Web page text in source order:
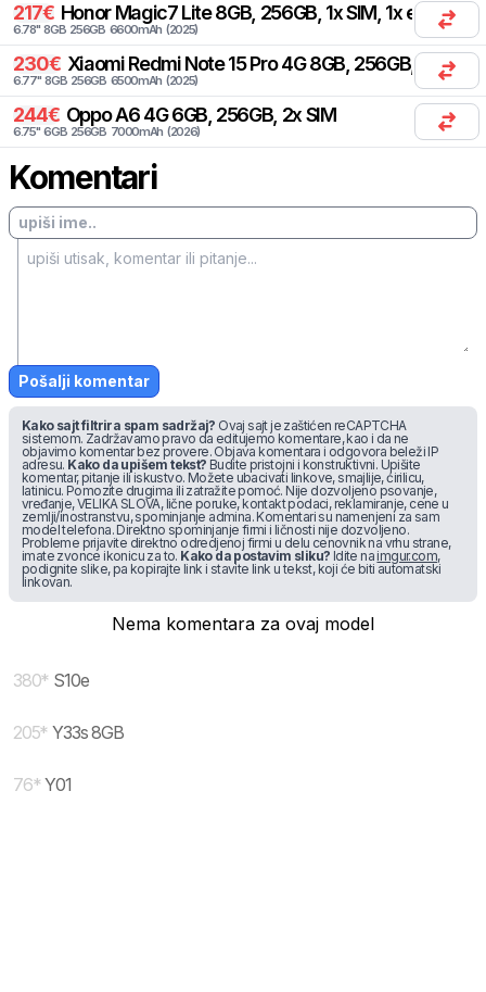
217€ Honor Magic7 Lite 8GB, 256GB, 1x SIM, 1x eSIM
6.78" 8GB 256GB 6600mAh (2025)
230€ Xiaomi Redmi Note 15 Pro 4G 8GB, 256GB, 2x SIM
6.77" 8GB 256GB 6500mAh (2025)
244€ OppoA6 4G 6GB, 256GB, 2x SIM
6.75" 6GB 256GB 7000mAh (2026)
Komentari
Pošalji komentar
Kako sajt filtrira spam sadržaj? Ovaj sajt je zaštićen reCAPTCHA
sistemom. Zadržavamo pravo da editujemo komentare, kao i da ne
objavimo komentar bez provere. Objava komentara i odgovora beleži IP
adresu. Kako da upišem tekst? Budite pristojni i konstruktivni. Upišite
komentar, pitanje ili iskustvo. Možete ubacivati linkove, smajlije, ćirilicu,
latinicu. Pomozite drugima ili zatražite pomoć. Nije dozvoljeno psovanje,
vređanje, VELIKA SLOVA, lične poruke, kontakt podaci, reklamiranje, cene u
zemlji/inostranstvu, spominjanje admina. Komentari su namenjeni za sam
model telefona. Direktno spominjanje firmi i ličnosti nije dozvoljeno.
Probleme prijavite direktno odredjenoj firmi u delu cenovnik na vrhu strane,
imate zvonce ikonicu za to. Kako da postavim sliku? Idite na imgur.com,
podignite slike, pa kopirajte link i stavite link u tekst, koji će biti automatski
linkovan.
Nema komentara za ovaj model
380* S10e
205* Y33s 8GB
76* Y01